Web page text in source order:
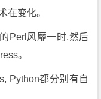
在变化。
Perl风靡一时,然后
。
Python都分别有自